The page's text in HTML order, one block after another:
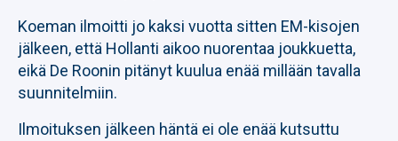
Koeman ilmoitti jo kaksi vuotta sitten EM-kisojen
jälkeen, että Hollanti aikoo nuorentaa joukkuetta,
eikä De Roonin pitänyt kuulua enää millään tavalla
suunnitelmiin.
Ilmoituksen jälkeen häntä ei ole enää kutsuttu